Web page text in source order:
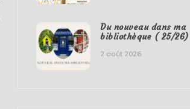
Du nouveau dans ma
bibliothèque ( 25/26)
2 août 2026